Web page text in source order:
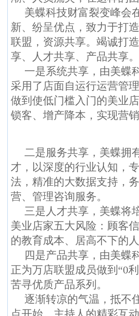
美蝶科技财富裂变峰会
新、纷呈优点，致力于打
联盟，资源共享。竭诚打
享、人才共享、产品共享。
一是系统共享，由美蝶
采用了店面自运行运营管
做到使低门槛入门的美业
锁客、增产降本，实现营
二是服务共享，美蝶拥
才，以深度的行业认知，
法，精准的大数据支持，
营、管理咨询服务。
三是人才共享，美蝶将
美业店家五大风险：顾客
的教育成本、居高不下的
四是产品共享，由美蝶
正为万店联盟成员做到“0
苦寻优质产品系列。
逐渐转凉的气温，抵不